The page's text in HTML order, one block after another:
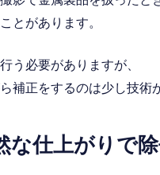
とがあります。
う必要がありますが、
補正をするのは少し技術
な仕上がりで